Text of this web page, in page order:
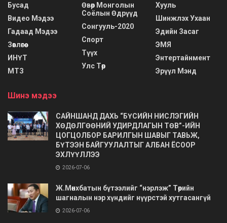
Бусад
Видео Мэдээ
Гадаад Мэдээ
Зөвлөгөө
ИНҮТ
МТЗ
Өвөр Монголын
Соёлын Өдрүүд
Сонгууль-2020
Спорт
Түүх
Улс Төр
Хууль
Шинжлэх Ухаан
Эдийн Засаг
ЭМЯ
Энтертайнмент
Эрүүл Мэнд
Шинэ мэдээ
САЙНШАНД ДАХЬ “БҮСИЙН НИСЛЭГИЙН
ХӨДӨЛГӨӨНИЙ УДИРДЛАГЫН ТӨВ”-ИЙН
ЦОГЦОЛБОР БАРИЛГЫН ШАВЫГ ТАВЬЖ,
БҮТЭЭН БАЙГУУЛАЛТЫГ АЛБАН ЁСООР
ЭХЛҮҮЛЛЭЭ
2026-07-06
Ж.Мөнхбатын бүтээлийг “нэрлэж” Төрийн
шагналын нэр хүндийг нүүрстэй хутгасангүй
2026-07-06